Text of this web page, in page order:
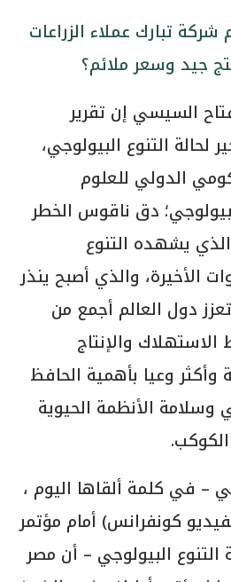
تبارك عملاء الزراعات
جيد وسعر ملائم؟
السيسي إن تقرير
لحالة التنوع البيولوجي،
الدولي للعلوم
دق ناقوس الخطر
الذي يشهده التنوع
الأخيرة، والذي أصبح ينذر
دول العالم أجمع من
والإنتاج
وأكثر وعيا بأهمية الحافظ
وسلامة الأنظمة الحيوية
– في كلمة ألقاها اليوم ،
كونفرانس) أمام مؤتمر
التنوع البيولوجي – أن مصر